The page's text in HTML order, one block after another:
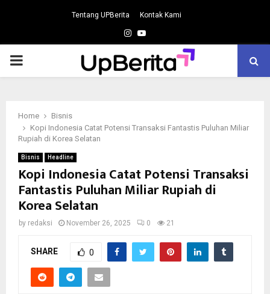
Tentang UPBerita Kontak Kami
Instagram
Youtube
PRIMARY
Home
Bisnis
Kopi Indonesia Catat Potensi Transaksi Fantastis Puluhan Miliar
Rupiah di Korea Selatan
Bisnis Headline
Kopi Indonesia Catat Potensi Transaksi
Fantastis Puluhan Miliar Rupiah di
Korea Selatan
by redaksi November 26, 2025 0 21
SHARE 0